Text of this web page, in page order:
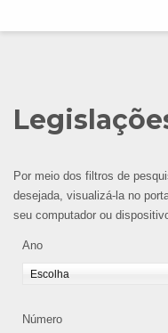
Por meio dos filtros de
desejada, visualizá-la no
seu computador ou
Ano
Número